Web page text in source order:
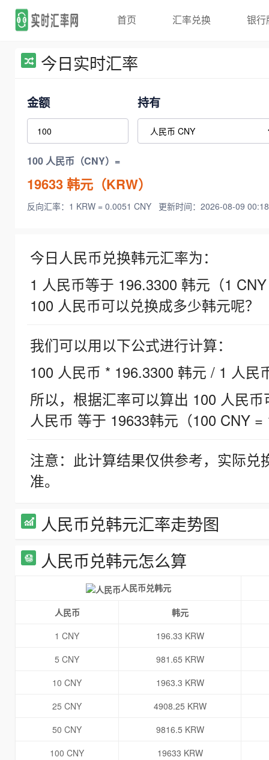
首页 汇率兑换 银行
今日实时汇率
金额 持有
100 人民币（CNY）=
19633韩元（KRW）
反向汇率：1 KRW = 0.0051 CNY 更新时间：2026-08-09
今日人民币兑换韩元汇率为：
1 人民币等于 196.3300 韩元（1
100 人民币可以兑换成多少韩元呢？
我们可以用以下公式进行计算：
100 人民币 * 196.3300 韩元 / 1 人民
所以，根据汇率可以算出 100 人民
人民币 等于 19633韩元（100 CNY =
注意：此计算结果仅供参考，实际
准。
人民币兑韩元汇率走势图
人民币兑韩元怎么算
人民币兑韩元
人民币
韩元
1 CNY
196.33 KRW
5 CNY
981.65 KRW
10 CNY
1963.3 KRW
25 CNY
4908.25 KRW
50 CNY
9816.5 KRW
100 CNY
19633 KRW